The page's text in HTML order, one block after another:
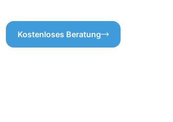
Kostenloses Beratung